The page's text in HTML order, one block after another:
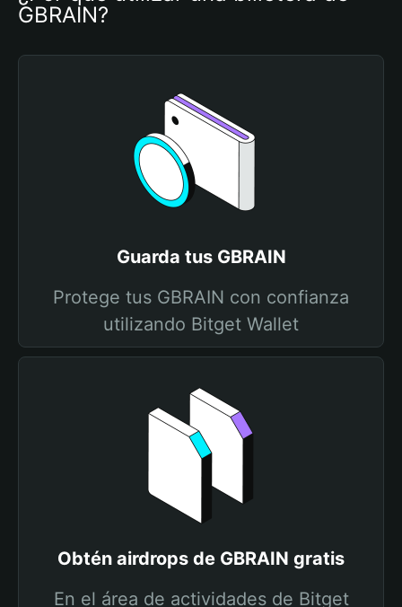
GBRAIN?
Guarda tus GBRAIN
Protege tus GBRAIN con confianza
utilizando Bitget Wallet
Obtén airdrops de GBRAIN gratis
En el área de actividades de Bitget